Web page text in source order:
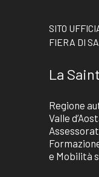
SITO
FIERA DI
La
Regione
Valle
e Mobilità